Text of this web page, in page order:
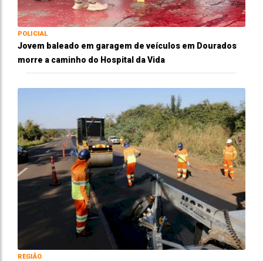
POLICIAL
Jovem baleado em garagem de veículos em Dourados
morre a caminho do Hospital da Vida
REGIÃO